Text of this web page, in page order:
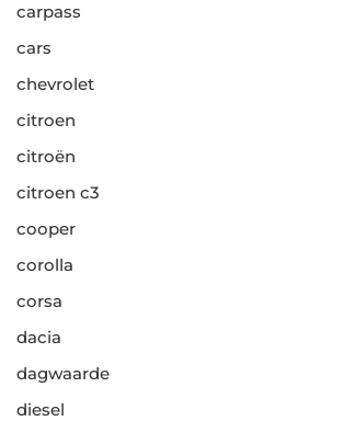
carpass
cars
chevrolet
citroen
citroën
citroen c3
cooper
corolla
corsa
dacia
dagwaarde
diesel